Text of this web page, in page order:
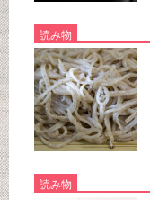
読み物
読み物